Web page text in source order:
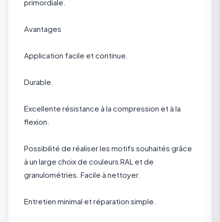
primordiale.
Avantages
Application facile et continue.
Durable.
Excellente résistance à la compression et à la
flexion.
Possibilité de réaliser les motifs souhaités grâce
à un large choix de couleurs RAL et de
granulométries. Facile à nettoyer.
Entretien minimal et réparation simple.